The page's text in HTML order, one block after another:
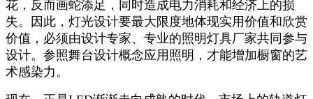
花，反而画蛇添足，同时造成电力消耗和经济上的损
失。因此，灯光设计要最大限度地体现实用价值和欣赏
价值，必须由设计专家、专业的照明灯具厂家共同参与
设计。参照舞台设计概念应用照明，才能增加橱窗的艺
术感染力。